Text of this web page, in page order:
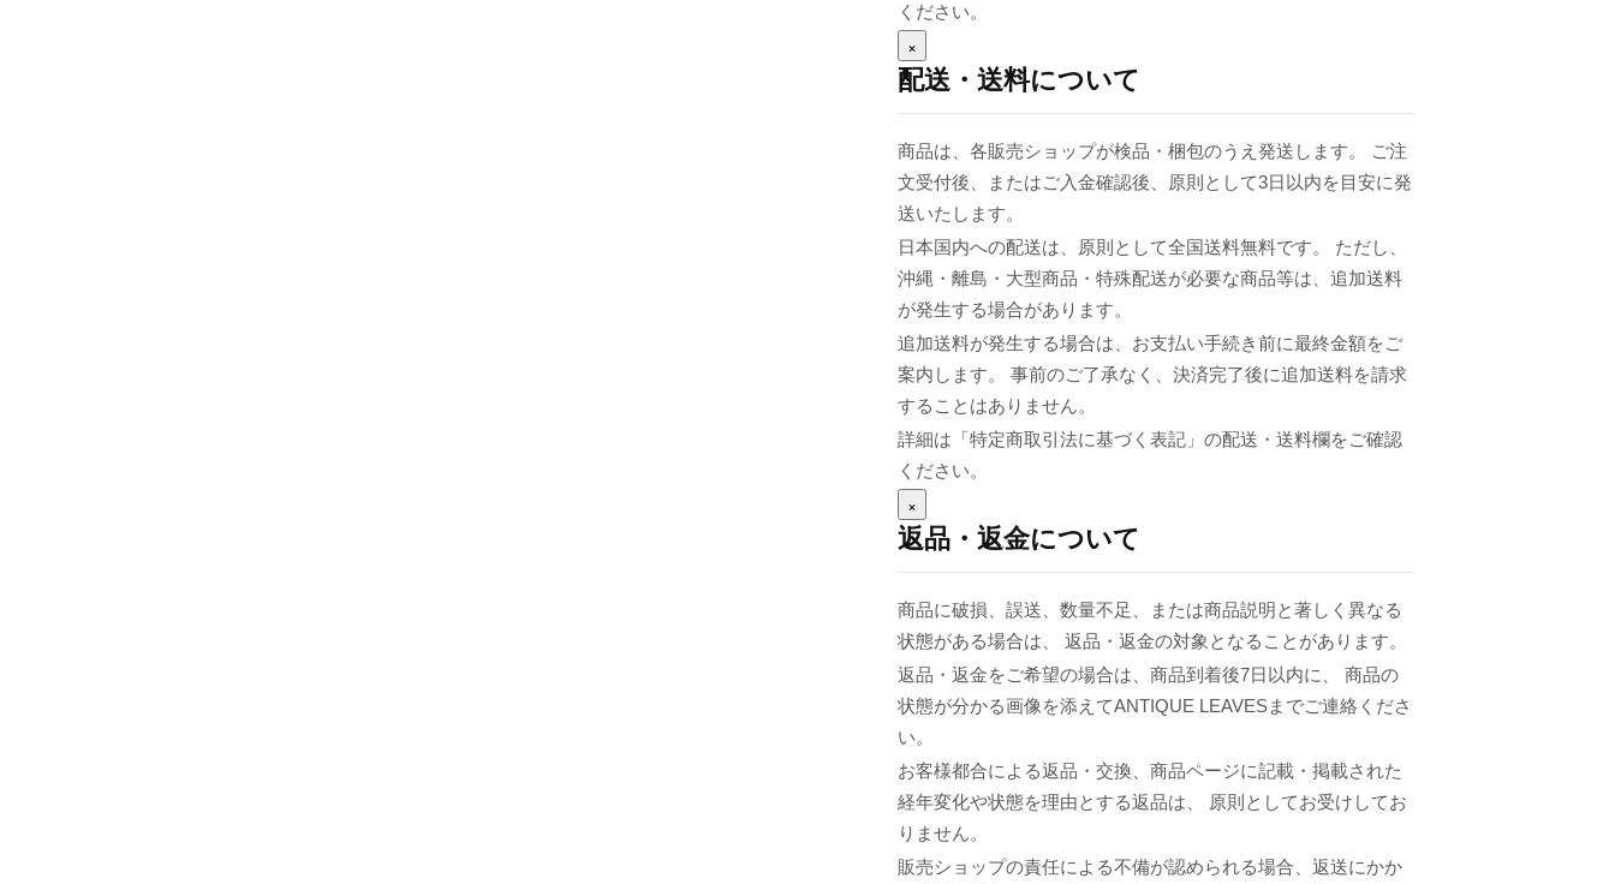
ください。
×
配送・送料について
商品は、各販売ショップが検品・梱包のうえ発送します。 ご注
文受付後、またはご入金確認後、原則として3日以内を目安に発
送いたします。
日本国内への配送は、原則として全国送料無料です。 ただし、
沖縄・離島・大型商品・特殊配送が必要な商品等は、追加送料
が発生する場合があります。
追加送料が発生する場合は、お支払い手続き前に最終金額をご
案内します。 事前のご了承なく、決済完了後に追加送料を請求
することはありません。
詳細は「特定商取引法に基づく表記」の配送・送料欄をご確認
ください。
×
返品・返金について
商品に破損、誤送、数量不足、または商品説明と著しく異なる
状態がある場合は、 返品・返金の対象となることがあります。
返品・返金をご希望の場合は、商品到着後7日以内に、 商品の
状態が分かる画像を添えてANTIQUE LEAVESまでご連絡くださ
い。
お客様都合による返品・交換、商品ページに記載・掲載された
経年変化や状態を理由とする返品は、 原則としてお受けしてお
りません。
販売ショップの責任による不備が認められる場合、返送にかか